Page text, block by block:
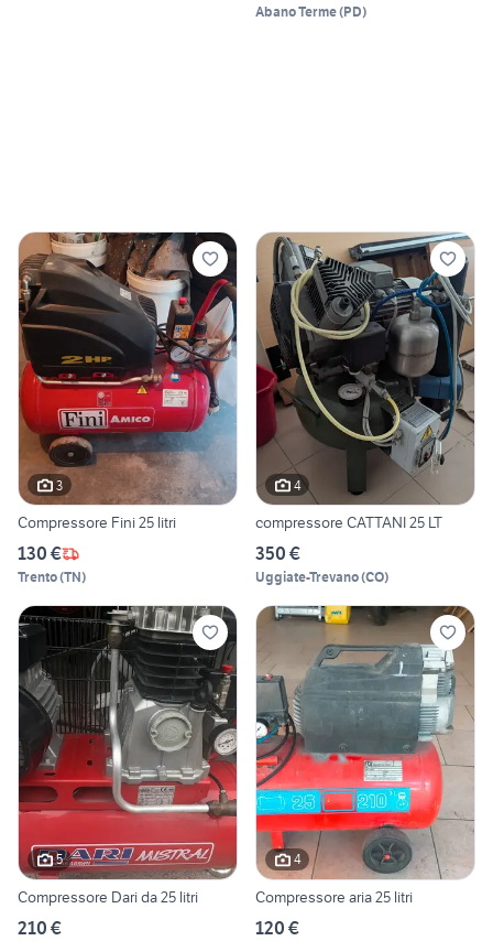
Abano Terme(PD)
3
Compressore Fini 25 litri
130 €
Trento(TN)
4
compressore CATTANI 25 LT
350 €
Uggiate-Trevano(CO)
5
Compressore Dari da 25 litri
210 €
4
Compressore aria 25 litri
120 €